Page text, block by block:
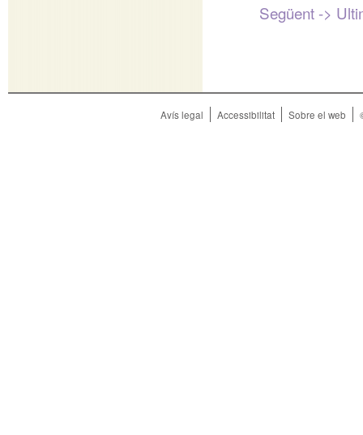
Següent ->
Avís legal Accessibilitat Sobre el web